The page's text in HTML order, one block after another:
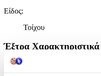
Είδος:
Τοίχου
Έξτρα Χαρακτηριστικά
Αφρώδες